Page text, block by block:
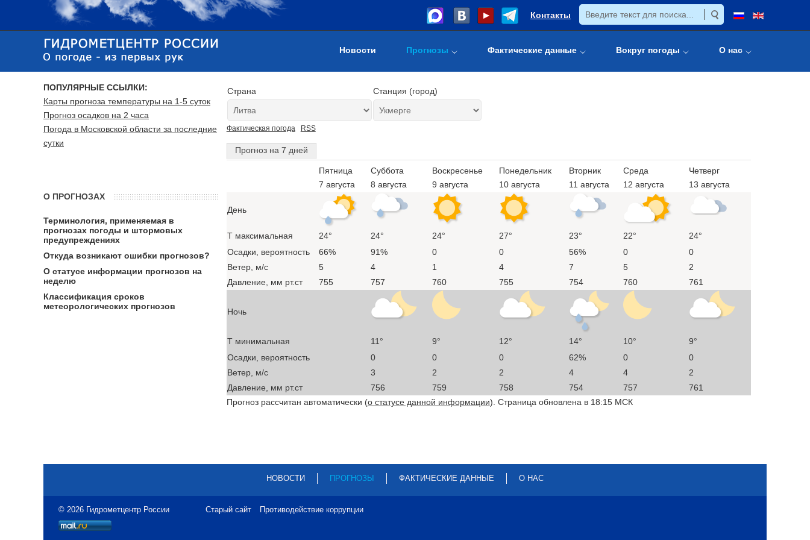
Контакты
Новости Прогнозы Фактические данные Вокруг погоды О нас
Страна Станция (город)
Фактическая погода RSS
Прогноз на 7 дней
Пятница
7 августа
Суббота
8 августа
Воскресенье
9 августа
Понедельник
10 августа
Вторник
11 августа
Среда
12 августа
Четверг
13 августа
День
T максимальная 24° 24° 24° 27° 23° 22°
24°
Осадки, вероятность
66% 91% 0 0 56% 0
0
Ветер, м/с
5 4 1 4 7 5
2
Давление, мм рт.ст
755 757 760 755 754 760 761
Ночь
T минимальная 11° 9° 12° 14° 10°
9°
Осадки, вероятность
0 0 0 62% 0
0
Ветер, м/с
3 2 2 4 4
2
Давление, мм рт.ст
756 759 758 754 757
761
Прогноз рассчитан автоматически (о статусе данной информации). Страница обновлена в 18:15 МСК
ПОПУЛЯРНЫЕ ССЫЛКИ:
Карты прогноза температуры на 1-5 суток
Прогноз осадков на 2 часа
Погода в Московской области за последние
сутки
О ПРОГНОЗАХ
Терминология, применяемая в
прогнозах погоды и штормовых
предупреждениях
Откуда возникают ошибки прогнозов?
О статусе информации прогнозов на
неделю
Классификация сроков
метеорологических прогнозов
НОВОСТИ ПРОГНОЗЫ ФАКТИЧЕСКИЕ ДАННЫЕ О НАС
© 2026 Гидрометцентр России Старый сайт Противодействие коррупции